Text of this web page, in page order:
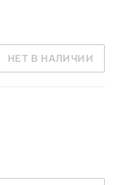
НЕТ В НАЛИЧИИ